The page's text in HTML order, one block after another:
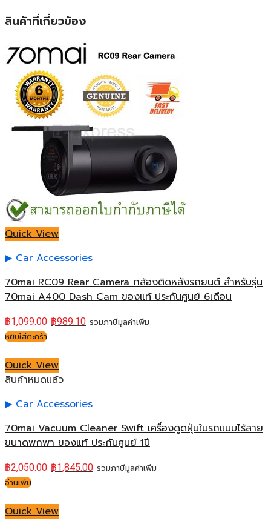
สินค้าที่เกี่ยวข้อง
Quick View
Car Accessories
70mai RC09 Rear Camera กล้องติดหลังรถยนต์ สำหรับรุ่น
70mai A400 Dash Cam ของแท้ ประกันศูนย์ 6เดือน
฿1,099.00 ฿989.10 รวมภาษีมูลค่าเพิ่ม
หยิบใส่ตะกร้า
Quick View
สินค้าหมดแล้ว
Car Accessories
70mai Vacuum Cleaner Swift เครื่องดูดฝุ่นในรถแบบไร้สาย
ขนาดพกพา ของแท้ ประกันศูนย์ 1ปี
฿2,050.00 ฿1,845.00 รวมภาษีมูลค่าเพิ่ม
อ่านเพิ่ม
Quick View